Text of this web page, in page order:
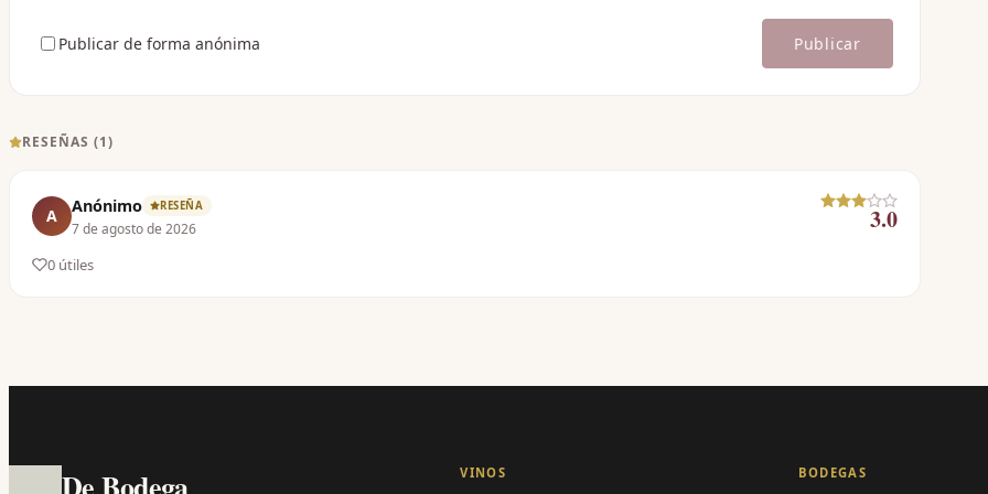
Publicar de forma anónima Publicar
RESEÑAS (1)
A Anónimo RESEÑA
7 de agosto de 2026 3.0
0 útiles
VINOS BODEGAS